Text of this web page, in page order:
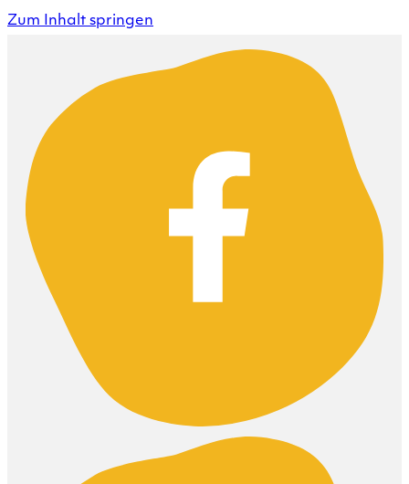
Zum Inhalt springen